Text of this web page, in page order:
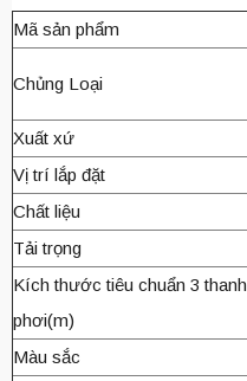
Mã sản phẩm
Chủng Loại
Xuất xứ
Vị trí lắp đặt
Chất liệu
Tải trọng
Kích thước tiêu chuẩn 3 thanh
phơi(m)
Màu sắc